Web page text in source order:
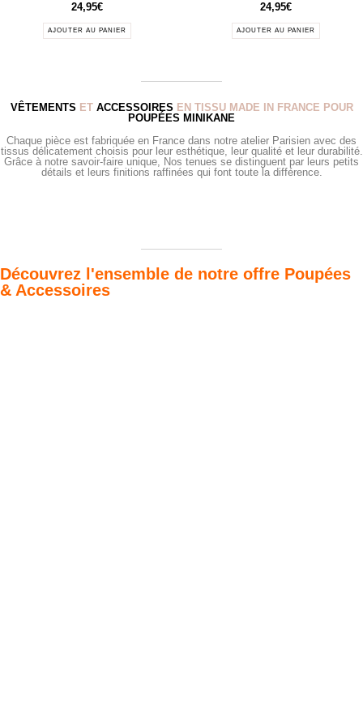
24,95€
AJOUTER AU PANIER
24,95€
AJOUTER AU PANIER
VÊTEMENTS ET ACCESSOIRES EN TISSU MADE IN FRANCE POUR
POUPÉES MINIKANE
Chaque pièce est fabriquée en France dans notre atelier Parisien avec des
tissus délicatement choisis pour leur esthétique, leur qualité et leur durabilité.
Grâce à notre savoir-faire unique, Nos tenues se distinguent par leurs petits
détails et leurs finitions raffinées qui font toute la différence.
Découvrez l'ensemble de notre offre Poupées
& Accessoires